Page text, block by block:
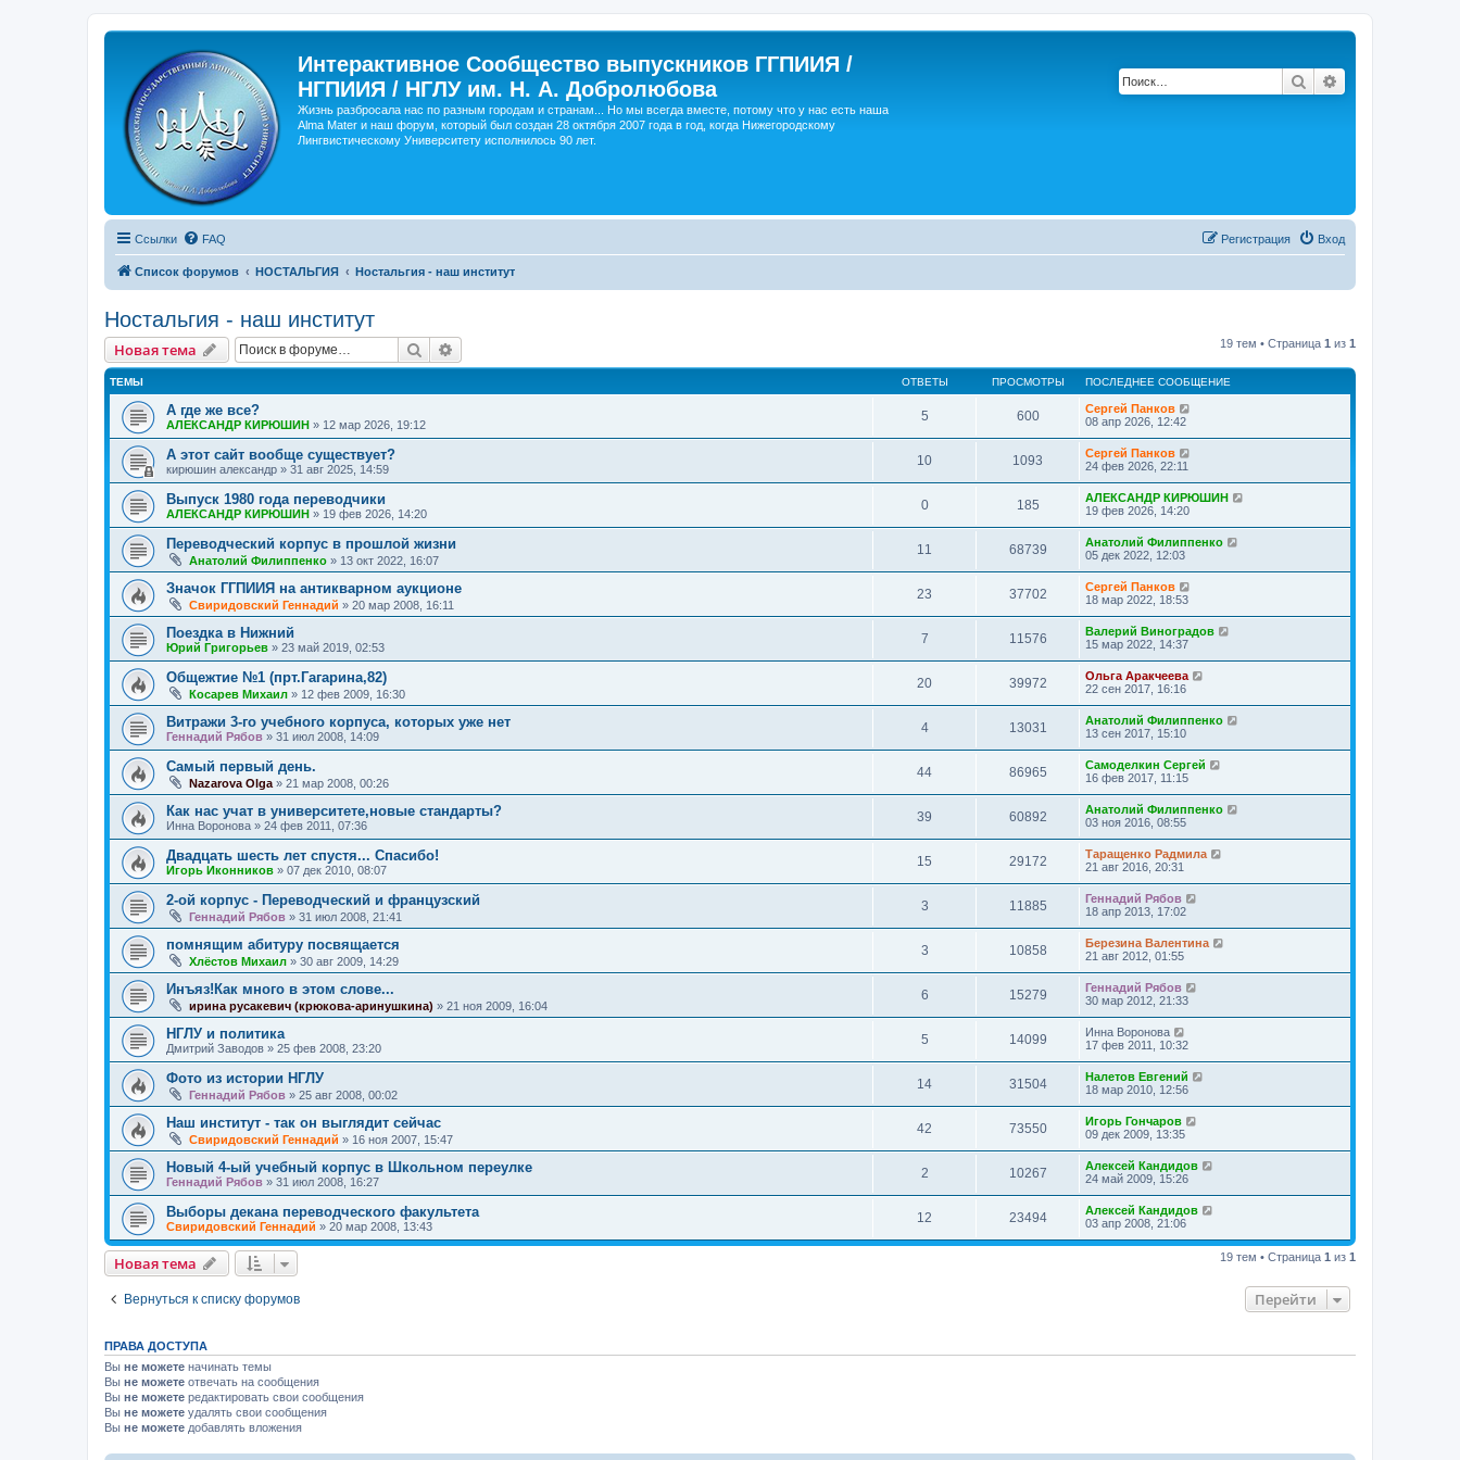
Интерактивное Сообщество выпускников ГГПИИЯ /
НГПИИЯ / НГЛУ им. Н. А. Добролюбова
Жизнь разбросала нас по разным городам и странам... Но мы всегда вместе, потому что у нас есть наша
Alma Mater и наш форум, который был создан 28 октября 2007 года в год, когда Нижегородскому
Лингвистическому Университету исполнилось 90 лет.
Поиск
Ссылки FAQ Вход
Регистрация
Список форумов НОСТАЛЬГИЯ Ностальгия - наш институт
Ностальгия - наш институт
Новая тема Поиск 19 тем • Страница 1 из 1
ТЕМЫ ОТВЕТЫ ПРОСМОТРЫ ПОСЛЕДНЕЕ СООБЩЕНИЕ
А где же все?
АЛЕКСАНДР КИРЮШИН » 12 мар 2026, 19:12
5 600
Сергей Панков
08 апр 2026, 12:42
А этот сайт вообще существует?
кирюшин александр » 31 авг 2025, 14:59
10 1093
Сергей Панков
24 фев 2026, 22:11
Выпуск 1980 года переводчики
АЛЕКСАНДР КИРЮШИН » 19 фев 2026, 14:20
0 185
АЛЕКСАНДР КИРЮШИН
19 фев 2026, 14:20
Переводческий корпус в прошлой жизни
Анатолий Филиппенко » 13 окт 2022, 16:07
11 68739
Анатолий Филиппенко
05 дек 2022, 12:03
Значок ГГПИИЯ на антикварном аукционе
Свиридовский Геннадий » 20 мар 2008, 16:11
23 37702
Сергей Панков
18 мар 2022, 18:53
Поездка в Нижний
Юрий Григорьев » 23 май 2019, 02:53
7 11576
Валерий Виноградов
15 мар 2022, 14:37
Общежтие №1 (прт.Гагарина,82)
Косарев Михаил » 12 фев 2009, 16:30
20 39972
Ольга Аракчеева
22 сен 2017, 16:16
Витражи 3-го учебного корпуса, которых уже нет
Геннадий Рябов » 31 июл 2008, 14:09
4 13031
Анатолий Филиппенко
13 сен 2017, 15:10
Самый первый день.
Nazarova Olga » 21 мар 2008, 00:26
44 86965
Самоделкин Сергей
16 фев 2017, 11:15
Как нас учат в университете,новые стандарты?
Инна Воронова » 24 фев 2011, 07:36
39 60892
Анатолий Филиппенко
03 ноя 2016, 08:55
Двадцать шесть лет спустя... Спасибо!
Игорь Иконников » 07 дек 2010, 08:07
15 29172
Таращенко Радмила
21 авг 2016, 20:31
2-ой корпус - Переводческий и французский
Геннадий Рябов » 31 июл 2008, 21:41
3 11885
Геннадий Рябов
18 апр 2013, 17:02
помнящим абитуру посвящается
Хлёстов Михаил » 30 авг 2009, 14:29
3 10858
Березина Валентина
21 авг 2012, 01:55
Инъяз!Как много в этом слове...
ирина русакевич (крюкова-аринушкина) » 21 ноя 2009, 16:04
6 15279
Геннадий Рябов
30 мар 2012, 21:33
НГЛУ и политика
Дмитрий Заводов » 25 фев 2008, 23:20
5 14099
Инна Воронова
17 фев 2011, 10:32
Фото из истории НГЛУ
Геннадий Рябов » 25 авг 2008, 00:02
14 31504
Налетов Евгений
18 мар 2010, 12:56
Наш институт - так он выглядит сейчас
Свиридовский Геннадий » 16 ноя 2007, 15:47
42 73550
Игорь Гончаров
09 дек 2009, 13:35
Новый 4-ый учебный корпус в Школьном переулке
Геннадий Рябов » 31 июл 2008, 16:27
2 10267
Алексей Кандидов
24 май 2009, 15:26
Выборы декана переводческого факультета
Свиридовский Геннадий » 20 мар 2008, 13:43
12 23494
Алексей Кандидов
03 апр 2008, 21:06
Новая тема 19 тем • Страница 1 из 1
Вернуться к списку форумов Перейти
ПРАВА ДОСТУПА
Вы не можете начинать темы
Вы не можете отвечать на сообщения
Вы не можете редактировать свои сообщения
Вы не можете удалять свои сообщения
Вы не можете добавлять вложения